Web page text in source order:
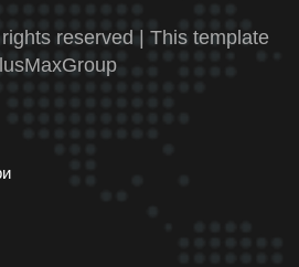
reserved | This template